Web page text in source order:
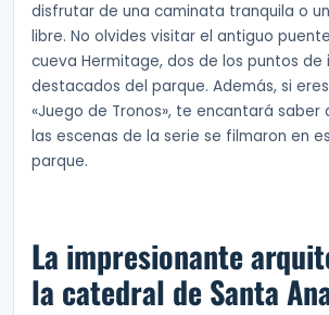
disfrutar de una caminata tranquila o
libre. No olvides visitar el antiguo
cueva Hermitage, dos de los puntos de
destacados del parque. Además, si
«Juego de Tronos», te encantará saber
las escenas de la serie se filmaron en
parque.
La impresionante
la catedral de Santa